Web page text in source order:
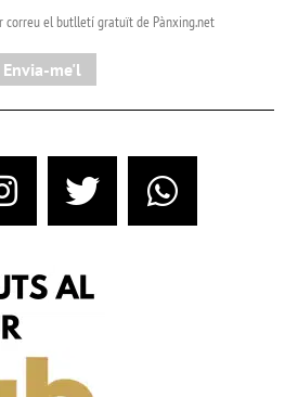
correu el butlletí gratuït de Pànxing.net​
Envia-me'l